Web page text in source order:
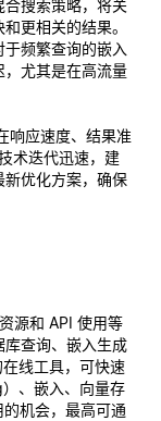
搜索策略，将关
更相关的结果。
频繁查询的嵌入
，尤其是在高流量
响应速度、结果准
术迭代迅速，建
优化方案，确保
源和 API 使用等
库查询、嵌入生成
线工具，可快速
、嵌入、向量存
机会，最高可通